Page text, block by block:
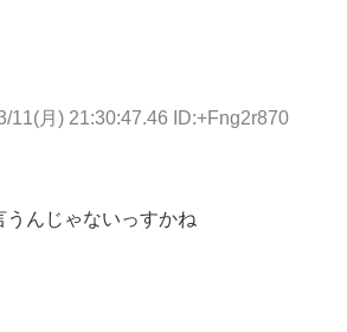
11(月) 21:30:47.46 ID:+Fng2r870
うんじゃないっすかね